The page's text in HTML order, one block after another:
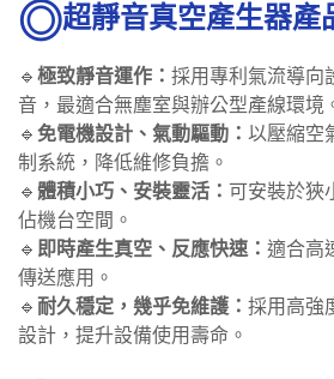
超靜音真空產生器產
🔹 極致靜音運作： 採用專利氣流導向
音，最適合無塵室與辦公型產線環境
🔹 免電機設計、氣動驅動： 以壓縮空
制系統，降低維修負擔。
🔹 體積小巧、安裝靈活： 可安裝於狹
佔機台空間。
🔹 即時產生真空、反應快速： 適合高
傳送應用。
🔹 耐久穩定，幾乎免維護： 採用高強
設計，提升設備使用壽命。